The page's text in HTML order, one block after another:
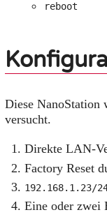
reboot
Diese
versucht.
Direkte LAN-
Factory Reset
192.168.1.23/
Eine oder zwei